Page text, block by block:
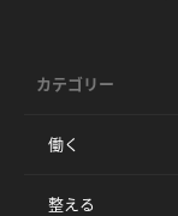
カテゴリー
働く
整える